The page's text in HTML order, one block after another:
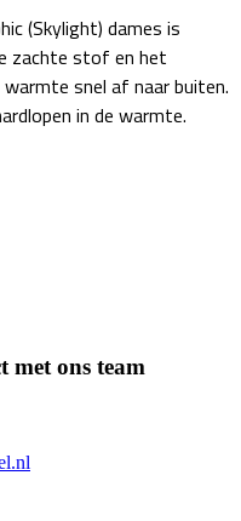
(Skylight) dames is
zachte stof en het
snel af naar buiten.
in de warmte.
met ons team